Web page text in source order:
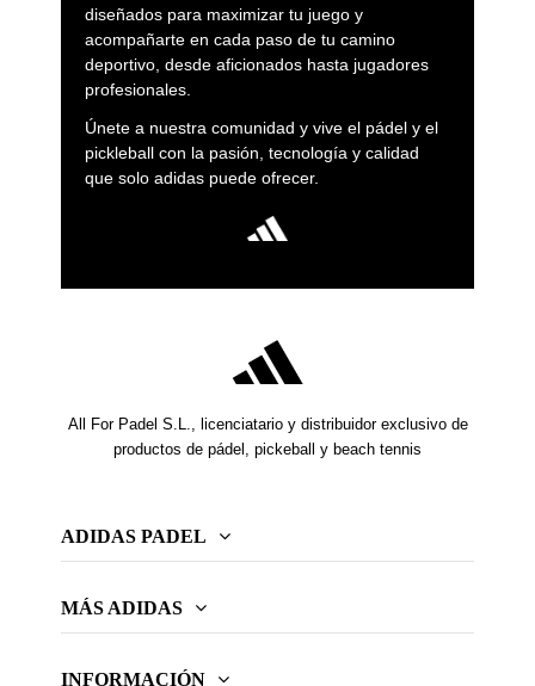
diseñados para maximizar tu juego y
acompañarte en cada paso de tu camino
deportivo, desde aficionados hasta jugadores
profesionales.
Únete a nuestra comunidad y vive el pádel y el
pickleball con la pasión, tecnología y calidad
que solo adidas puede ofrecer.
All For Padel S.L., licenciatario y distribuidor exclusivo de
productos de pádel, pickeball y beach tennis
ADIDAS PADEL
MÁS ADIDAS
INFORMACIÓN